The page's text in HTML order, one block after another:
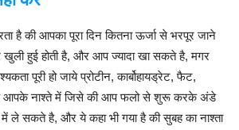
है की आपका पूरा दिन कितना ऊर्जा से भरपूर जाने
हुई होती है, और आप ज्यादा खा सकते है, मगर
पूरी हो जाये प्रोटीन, कार्बोहायड्रेट, फैट,
आपके नाश्ते में जिसे की आप फलो से शुरू करके अंडे
सकते है, और ये कहा भी गया है की सुबह का नाश्ता